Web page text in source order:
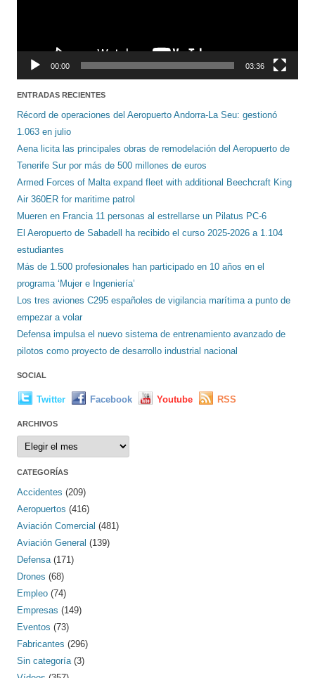
00:00 03:36
ENTRADAS RECIENTES
Récord de operaciones del Aeropuerto Andorra-La Seu: gestionó
1.063 en julio
Aena licita las principales obras de remodelación del Aeropuerto de
Tenerife Sur por más de 500 millones de euros
Armed Forces of Malta expand fleet with additional Beechcraft King
Air 360ER for maritime patrol
Mueren en Francia 11 personas al estrellarse un Pilatus PC-6
El Aeropuerto de Sabadell ha recibido el curso 2025-2026 a 1.104
estudiantes
Más de 1.500 profesionales han participado en 10 años en el
programa ‘Mujer e Ingeniería’
Los tres aviones C295 españoles de vigilancia marítima a punto de
empezar a volar
Defensa impulsa el nuevo sistema de entrenamiento avanzado de
pilotos como proyecto de desarrollo industrial nacional
SOCIAL
Twitter Facebook Youtube RSS
ARCHIVOS
Archivos
CATEGORÍAS
Accidentes (209)
Aeropuertos (416)
Aviación Comercial (481)
Aviación General (139)
Defensa(171)
Drones (68)
Empleo (74)
Empresas (149)
Eventos (73)
Fabricantes (296)
Sin categoría(3)